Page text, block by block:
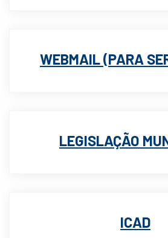
WEBMAIL (PARA
LEGISLAÇÃO
ICAD